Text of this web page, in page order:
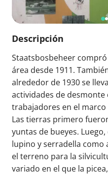
Descripción
Staatsbosbeheer
área desde 1911.
alrededor de 1930 se
actividades de
trabajadores en el
Las tierras primero
yuntas de bueyes.
lupino y serradella
el terreno para la
variado en el que la